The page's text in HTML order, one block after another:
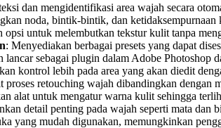
dan mengidentifikasi area wajah secara
noda, bintik-bintik, dan ketidaksempurnaan
opsi untuk melembutkan tekstur kulit tanpa
: Menyediakan berbagai presets yang dapat
lancar sebagai plugin dalam Adobe Photoshop
kontrol lebih pada area yang akan diedit
proses retouching wajah dibandingkan dengan
alat untuk mengatur warna kulit sehingga
detail penting pada wajah seperti mata dan
yang mudah digunakan, memungkinkan